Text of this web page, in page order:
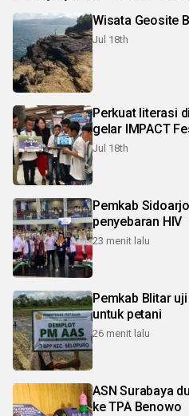
Wisata Geosite
Jul 18th
Perkuat literasi
gelar IMPACT
Jul 18th
Pemkab
penyebaran HIV
23 menit lalu
Pemkab Blitar
untuk petani
26 menit lalu
ASN Surabaya
ke TPA Benowo